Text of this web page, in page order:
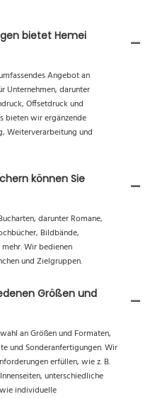
bietet Hemei
Angebot an
Unternehmen, darunter
Offsetdruck und
bieten wir ergänzende
Weiterverarbeitung und
können Sie
darunter Romane,
Bildbände,
Wir bedienen
und Zielgruppen.
Größen und
an Größen und Formaten,
und Sonderanfertigungen. Wir
erfüllen, wie z. B.
unterschiedliche
individuelle